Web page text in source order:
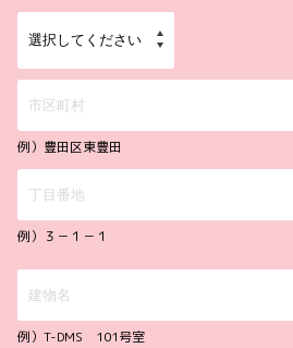
例）豊田区東豊田
例）３－１－１
例）T-DMS 101号室